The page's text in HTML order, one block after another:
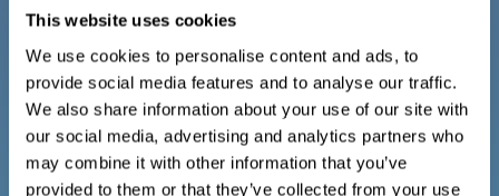
This website uses cookies
We use cookies to personalise content and ads, to
provide social media features and to analyse our traffic.
We also share information about your use of our site with
our social media, advertising and analytics partners who
may combine it with other information that you’ve
provided to them or that they’ve collected from your use
dans un état physique approprié), le bien-être psychologique (un
bon état de nos processus cognitifs et émotionnels) et le bien-
être social (maintenir des relations saines et riches avec les
personnes qui nous entourent). Les questions appartenant à
chaque domaine sont adaptées à la vie quotidienne des enfants
Questionnaire pour les adultes et les personnes